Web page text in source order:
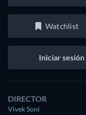
Watchlist
Iniciar sesión
DIRECTOR
Vivek Soni